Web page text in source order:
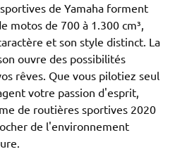
de Yamaha forment
motos de 700 à 1.300 cm³,
et son style distinct. La
ouvre des possibilités
rêves. Que vous pilotiez seul
votre passion d'esprit,
de routières sportives 2020
de l'environnement